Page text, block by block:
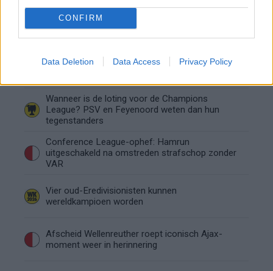
CONFIRM
Data Deletion Data Access Privacy Policy
Calvin Stengs opnieuw vader: bijzonder nieuws in
onzekere transferzomer
Zoë Livay raakt draad kwijt tijdens open dag
Wanneer is de loting voor de Champions
League? PSV en Feyenoord weten dan hun
tegenstanders
Conference League-ophef: Hamrun
uitgeschakeld na omstreden strafschop zonder
VAR
Vier oud-Eredivisionisten kunnen
wereldkampioen worden
Afscheid Wellenreuther roept iconisch Ajax-
moment weer in herinnering